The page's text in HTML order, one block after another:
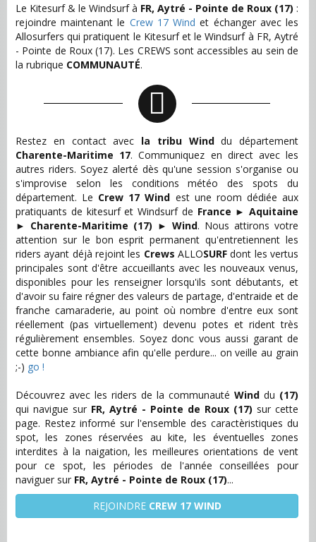
Le Kitesurf & le Windsurf à FR, Aytré - Pointe de Roux (17) :
rejoindre maintenant le Crew 17 Wind et échanger avec les
Allosurfers qui pratiquent le Kitesurf et le Windsurf à FR, Aytré
- Pointe de Roux (17). Les CREWS sont accessibles au sein de
la rubrique COMMUNAUTÉ.
Restez en contact avec la tribu Winddu département
Charente-Maritime 17. Communiquez en direct avec les
autres riders. Soyez alerté dès qu'une session s'organise ou
s'improvise selon les conditions météo des spots du
département. Le Crew 17 Wind est une room dédiée aux
pratiquants de kitesurf et Windsurf de France ► Aquitaine
► Charente-Maritime (17) ► Wind. Nous attirons votre
attention sur le bon esprit permanent qu'entretiennent les
riders ayant déjà rejoint les Crews ALLOSURF dont les vertus
principales sont d'être accueillants avec les nouveaux venus,
disponibles pour les renseigner lorsqu'ils sont débutants, et
d'avoir su faire régner des valeurs de partage, d'entraide et de
franche camaraderie, au point où nombre d'entre eux sont
réellement (pas virtuellement) devenu potes et rident très
régulièrement ensembles. Soyez donc vous aussi garant de
cette bonne ambiance afin qu'elle perdure... on veille au grain
;-) go !
Découvrez avec les riders de la communauté Wind du (17)
qui navigue sur FR, Aytré - Pointe de Roux (17) sur cette
page. Restez informé sur l'ensemble des caractèristiques du
spot, les zones réservées au kite, les éventuelles zones
interdites à la naigation, les meilleures orientations de vent
pour ce spot, les périodes de l'année conseillées pour
naviguer sur FR, Aytré - Pointe de Roux (17)...
REJOINDRE CREW 17 WIND